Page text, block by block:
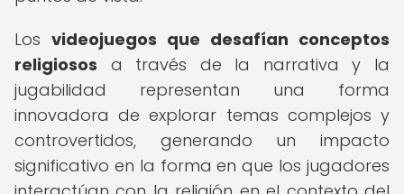
Los videojuegos que desafían conceptos
religiosos a través de la narrativa y la
jugabilidad representan una forma
innovadora de explorar temas complejos y
controvertidos, generando un impacto
significativo en la forma en que los jugadores